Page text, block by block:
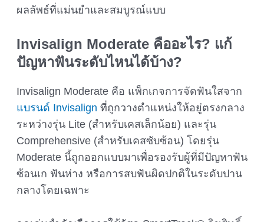
ผลลัพธ์ที่แม่นยำและสมบูรณ์แบบ
Invisalign Moderateคืออะไร? แก้
ปัญหาฟันระดับไหนได้บ้าง?
Invisalign Moderate คือ แพ็กเกจการจัดฟันใสจาก
แบรนด์ Invisalign ที่ถูกวางตำแหน่งให้อยู่ตรงกลาง
ระหว่างรุ่น Lite (สำหรับเคสเล็กน้อย) และรุ่น
Comprehensive (สำหรับเคสซับซ้อน) โดยรุ่น
Moderate นี้ถูกออกแบบมาเพื่อรองรับผู้ที่มีปัญหาฟัน
ซ้อนเก ฟันห่าง หรือการสบฟันผิดปกติในระดับปาน
กลางโดยเฉพาะ